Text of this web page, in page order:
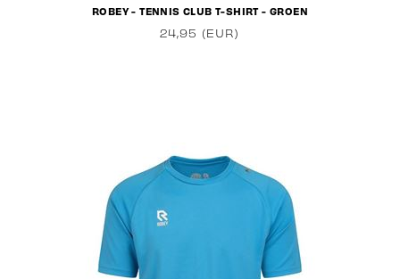
ROBEY - TENNIS CLUB T-SHIRT - GROEN
24,95 (EUR)